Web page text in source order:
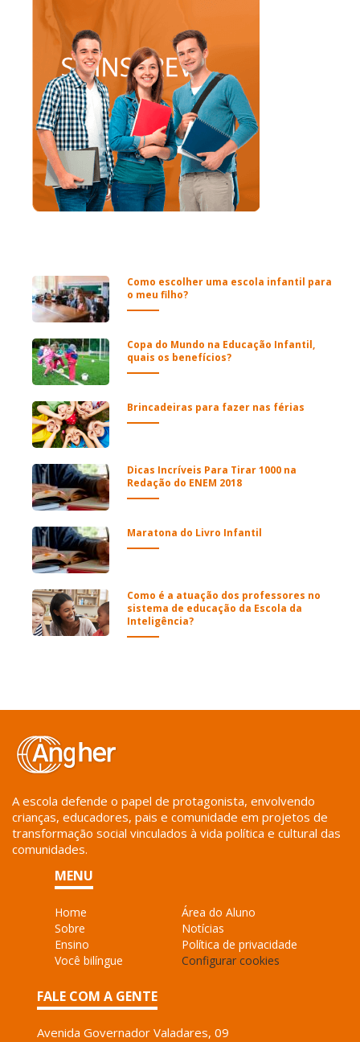
Como escolher uma escola infantil para
o meu filho?
Copa do Mundo na Educação Infantil,
quais os benefícios?
Brincadeiras para fazer nas férias
Dicas Incríveis Para Tirar 1000 na
Redação do ENEM 2018
Maratona do Livro Infantil
Como é a atuação dos professores no
sistema de educação da Escola da
Inteligência?
A escola defende o papel de protagonista, envolvendo
crianças, educadores, pais e comunidade em projetos de
transformação social vinculados à vida política e cultural das
comunidades.
MENU
Home
Sobre
Ensino
Você bilíngue
Área do Aluno
Notícias
Política de privacidade
Configurar cookies
FALE COM A GENTE
Avenida Governador Valadares, 09